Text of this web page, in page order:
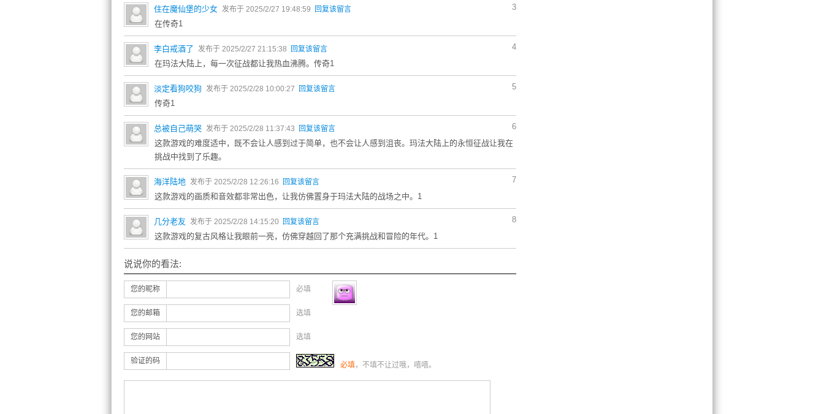
3
住在魔仙堡的少女 发布于 2025/2/27 19:48:59 回复该留言
在传奇1
4
李白戒酒了 发布于 2025/2/27 21:15:38 回复该留言
在玛法大陆上，每一次征战都让我热血沸腾。传奇1
5
淡定看狗咬狗 发布于 2025/2/28 10:00:27 回复该留言
传奇1
6
总被自己萌哭 发布于 2025/2/28 11:37:43 回复该留言
这款游戏的难度适中，既不会让人感到过于简单，也不会让人感到沮丧。玛法大陆上的永恒征战让我在
挑战中找到了乐趣。
7
海洋陆地 发布于 2025/2/28 12:26:16 回复该留言
这款游戏的画质和音效都非常出色，让我仿佛置身于玛法大陆的战场之中。1
8
几分老友 发布于 2025/2/28 14:15:20 回复该留言
这款游戏的复古风格让我眼前一亮，仿佛穿越回了那个充满挑战和冒险的年代。1
说说你的看法:
您的昵称 必填
您的邮箱 选填
您的网站 选填
验证的码 必填，不填不让过哦，嘻嘻。